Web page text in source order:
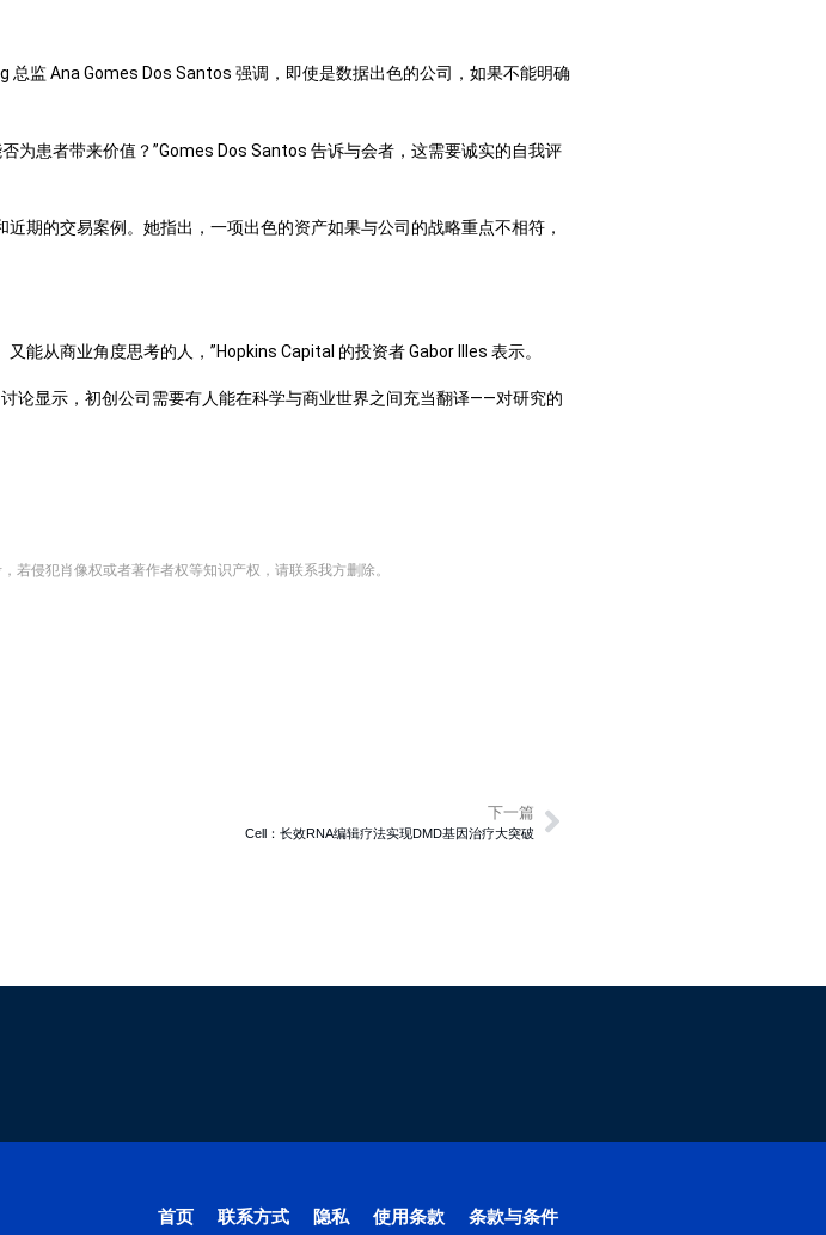
监 Ana Gomes Dos Santos 强调，即使是数据出色的公司，如果不能明确
为患者带来价值？”Gomes Dos Santos 告诉与会者，这需要诚实的自我评
期的交易案例。她指出，一项出色的资产如果与公司的战略重点不相符，
能从商业角度思考的人，”Hopkins Capital 的投资者 Gabor Illes 表示。
论显示，初创公司需要有人能在科学与商业世界之间充当翻译——对研究的
侵犯肖像权或者著作者权等知识产权，请联系我方删除。
下一篇
Cell：长效RNA编辑疗法实现DMD基因治疗大突破
首页 联系方式 隐私 使用条款 条款与条件